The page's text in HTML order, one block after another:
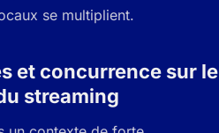
se multiplient.
et concurrence sur le
streaming